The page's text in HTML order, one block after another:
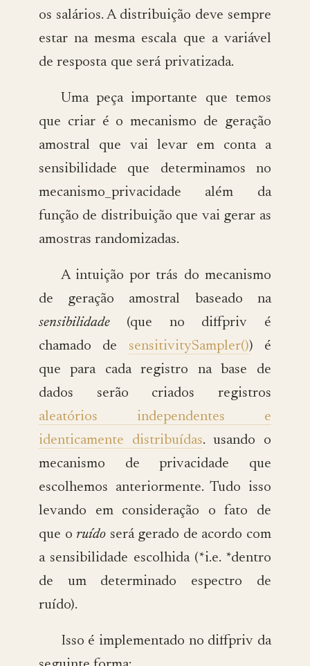
os salários. A distribuição deve sempre
estar na mesma escala que a variável
de resposta que será privatizada.
Uma peça importante que temos
que criar é o mecanismo de geração
amostral que vai levar em conta a
sensibilidade que determinamos no
mecanismo_privacidade além da
função de distribuição que vai gerar as
amostras randomizadas.
A intuição por trás do mecanismo
de geração amostral baseado na
sensibilidade (que no diffpriv é
chamado de sensitivitySampler()) é
que para cada registro na base de
dados serão criados registros
aleatórios independentes e
identicamente distribuídas. usando o
mecanismo de privacidade que
escolhemos anteriormente. Tudo isso
levando em consideração o fato de
que oruído será gerado de acordo com
a sensibilidade escolhida (*i.e. *dentro
de um determinado espectro de
ruído).
Isso é implementado no diffpriv da